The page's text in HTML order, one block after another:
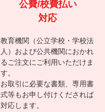
ス株式会社が提供する、毎月
使った分だけをまとめてお支
文の度に、現金を用意する必
要がない、法人・個人事業主
向け便利なサービスです。